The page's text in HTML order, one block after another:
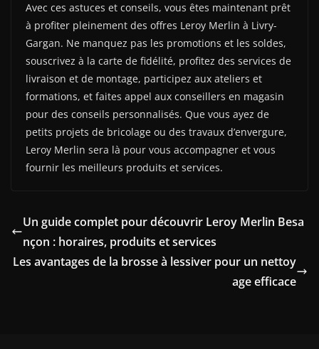
Avec ces astuces et conseils, vous êtes maintenant prêt
à profiter pleinement des offres Leroy Merlin à Livry-
Gargan. Ne manquez pas les promotions et les soldes,
souscrivez à la carte de fidélité, profitez des services de
livraison et de montage, participez aux ateliers et
formations, et faites appel aux conseillers en magasin
pour des conseils personnalisés. Que vous ayez de
petits projets de bricolage ou des travaux d’envergure,
Leroy Merlin sera là pour vous accompagner et vous
fournir les meilleurs produits et services.
Un guide complet pour découvrir Leroy Merlin Besa
nçon : horaires, produits et services
Les avantages de la brosse à lessiver pour un nettoy
age efficace